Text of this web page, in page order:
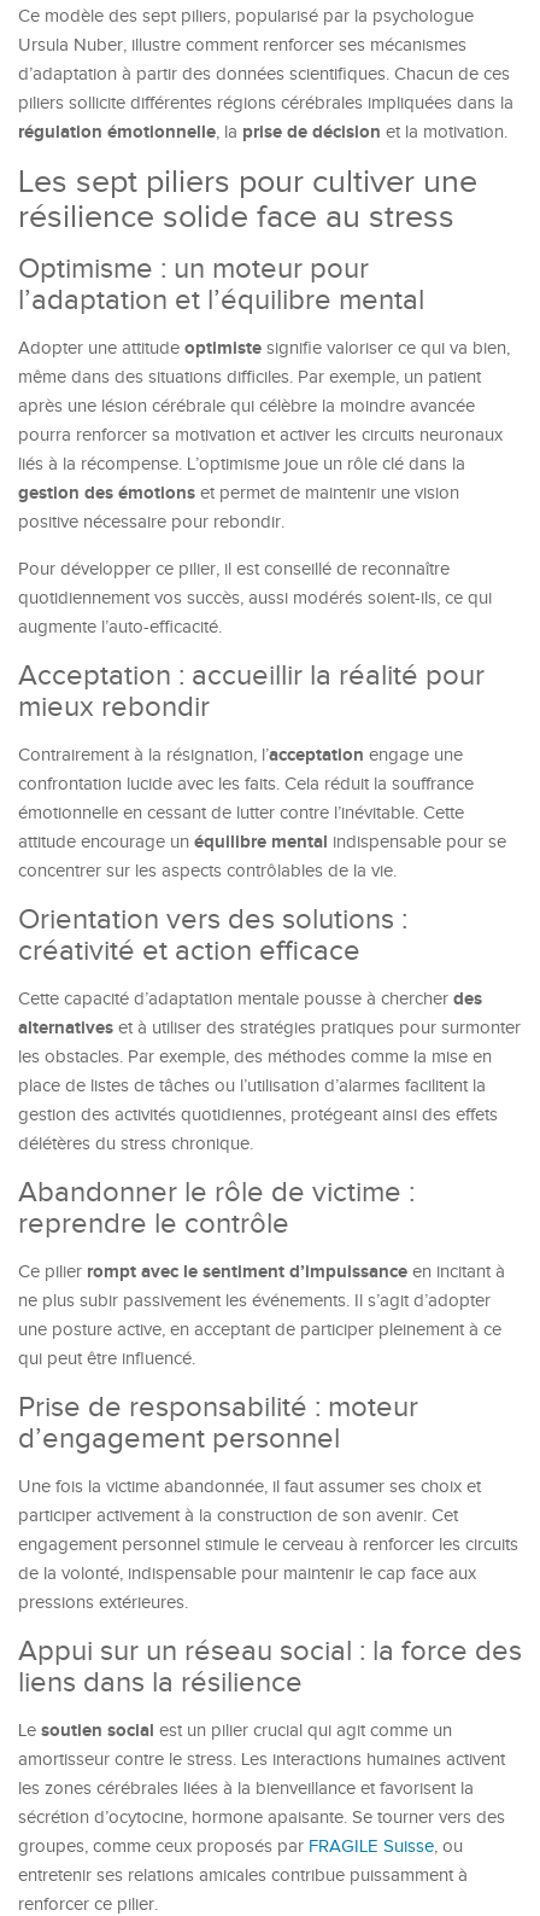
Ce modèle des sept piliers, popularisé par la psychologue
Ursula Nuber, illustre comment renforcer ses mécanismes
d’adaptation à partir des données scientifiques. Chacun de ces
piliers sollicite différentes régions cérébrales impliquées dans la
régulation émotionnelle, la prise de décision et la motivation.
Les sept piliers pour cultiver une
résilience solide face au stress
Optimisme : un moteur pour
l’adaptation et l’équilibre mental
Adopter une attitude optimiste signifie valoriser ce qui va bien,
même dans des situations difficiles. Par exemple, un patient
après une lésion cérébrale qui célèbre la moindre avancée
pourra renforcer sa motivation et activer les circuits neuronaux
liés à la récompense. L’optimisme joue un rôle clé dans la
gestion des émotions et permet de maintenir une vision
positive nécessaire pour rebondir.
Pour développer ce pilier, il est conseillé de reconnaître
quotidiennement vos succès, aussi modérés soient-ils, ce qui
augmente l’auto-efficacité.
Acceptation : accueillir la réalité pour
mieux rebondir
Contrairement à la résignation, l’acceptation engage une
confrontation lucide avec les faits. Cela réduit la souffrance
émotionnelle en cessant de lutter contre l’inévitable. Cette
attitude encourage un équilibre mental indispensable pour se
concentrer sur les aspects contrôlables de la vie.
Orientation vers des solutions :
créativité et action efficace
Cette capacité d’adaptation mentale pousse à chercher des
alternatives et à utiliser des stratégies pratiques pour surmonter
les obstacles. Par exemple, des méthodes comme la mise en
place de listes de tâches ou l’utilisation d’alarmes facilitent la
gestion des activités quotidiennes, protégeant ainsi des effets
délétères du stress chronique.
Abandonner le rôle de victime :
reprendre le contrôle
Ce pilier rompt avec le sentiment d’impuissance en incitant à
ne plus subir passivement les événements. Il s’agit d’adopter
une posture active, en acceptant de participer pleinement à ce
qui peut être influencé.
Prise de responsabilité : moteur
d’engagement personnel
Une fois la victime abandonnée, il faut assumer ses choix et
participer activement à la construction de son avenir. Cet
engagement personnel stimule le cerveau à renforcer les circuits
de la volonté, indispensable pour maintenir le cap face aux
pressions extérieures.
Appui sur un réseau social : la force des
liens dans la résilience
Le soutien social est un pilier crucial qui agit comme un
amortisseur contre le stress. Les interactions humaines activent
les zones cérébrales liées à la bienveillance et favorisent la
sécrétion d’ocytocine, hormone apaisante. Se tourner vers des
groupes, comme ceux proposés par FRAGILE Suisse, ou
entretenir ses relations amicales contribue puissamment à
renforcer ce pilier.